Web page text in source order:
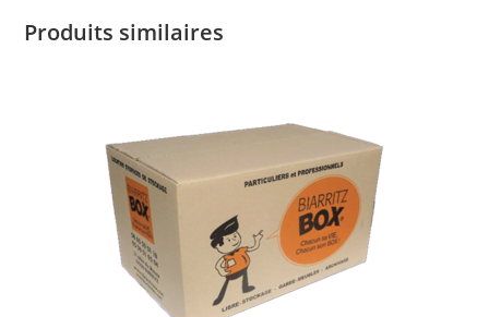
Produits similaires